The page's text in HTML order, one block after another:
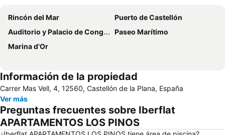
Rincón del Mar
Puerto de Castellón
Auditorio y Palacio de Congresos de Castellón
Paseo Marítimo
Marina d'Or
Información de la propiedad
Carrer Mas Vell, 4, 12560, Castellón de la Plana, España
Ver más
Preguntas frecuentes sobre Iberflat
APARTAMENTOS LOS PINOS